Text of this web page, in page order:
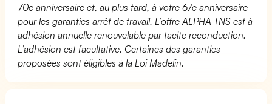
70e anniversaire et, au plus tard, à votre 67e anniversaire
pour les garanties arrêt de travail. L’offre ALPHA TNS est à
adhésion annuelle renouvelable par tacite reconduction.
L’adhésion est facultative. Certaines des garanties
proposées sont éligibles à la Loi Madelin.